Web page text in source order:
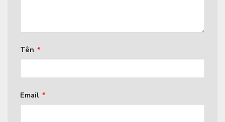
Tên *
Email *